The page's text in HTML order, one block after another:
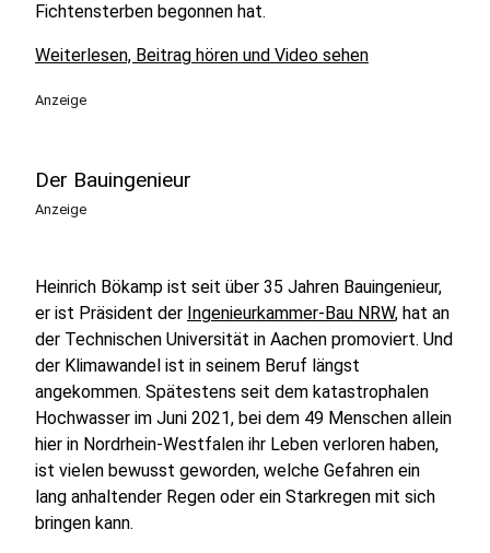
Fichtensterben begonnen hat.
Weiterlesen, Beitrag hören und Video sehen
Anzeige
Der Bauingenieur
Anzeige
Heinrich Bökamp ist seit über 35 Jahren Bauingenieur,
er ist Präsident der Ingenieurkammer-Bau NRW, hat an
der Technischen Universität in Aachen promoviert. Und
der Klimawandel ist in seinem Beruf längst
angekommen. Spätestens seit dem katastrophalen
Hochwasser im Juni 2021, bei dem 49 Menschen allein
hier in Nordrhein-Westfalen ihr Leben verloren haben,
ist vielen bewusst geworden, welche Gefahren ein
lang anhaltender Regen oder ein Starkregen mit sich
bringen kann.